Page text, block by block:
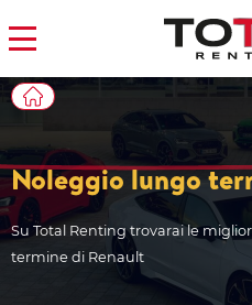
Noleggio lungo
Su Total Renting trovarai le
termine di Renault